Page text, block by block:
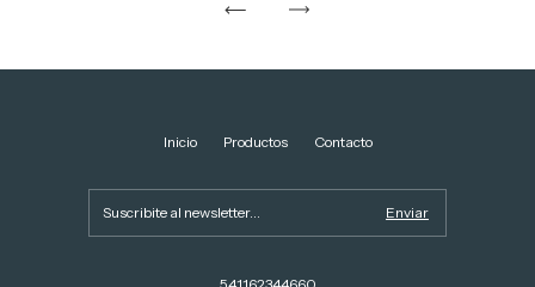
Inicio Productos Contacto